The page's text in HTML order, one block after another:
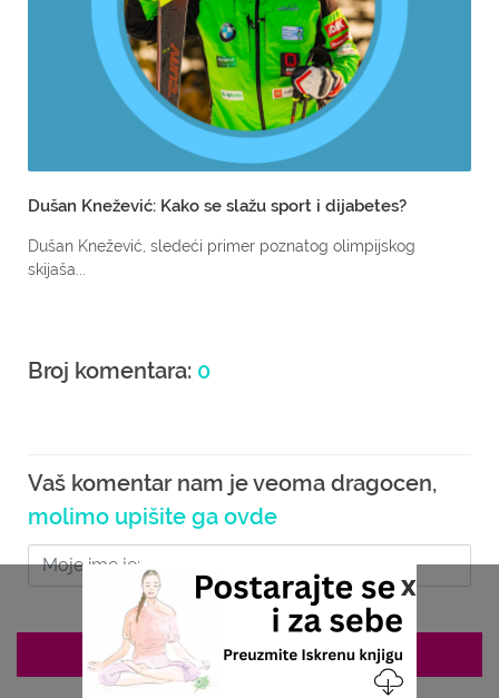
Dušan Knežević: Kako se slažu sport i dijabetes?
Dušan Knežević, sledeći primer poznatog olimpijskog
skijaša...
Broj komentara: 0
Vaš komentar nam je veoma dragocen,
molimo upišite ga ovde
x
ZAKAZIVANJE 063/687-460